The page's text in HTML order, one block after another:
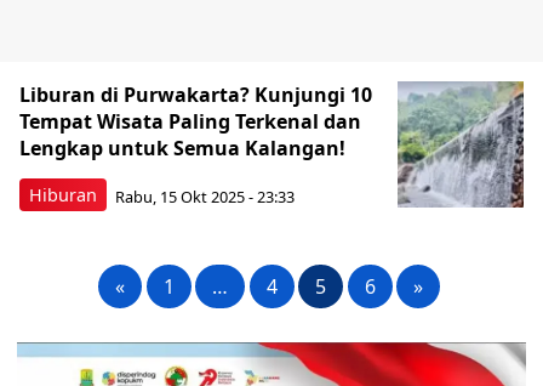
Hiburan
Liburan di Purwakarta? Kunjungi 10
Tempat Wisata Paling Terkenal dan
Lengkap untuk Semua Kalangan!
Rabu, 15 Okt 2025 - 23:33
« 1 … 4 5 6 »